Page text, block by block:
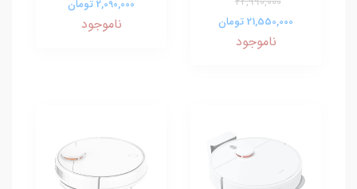
21,550,000 تومان
ناموجود
2,090,000 تومان
ناموجود